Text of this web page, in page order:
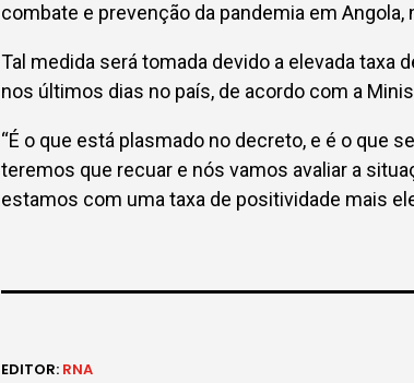
combate e prevenção da pandemia em Angola,
Tal medida será tomada devido a elevada taxa
nos últimos dias no país, de acordo com a
“É o que está plasmado no decreto, e é o que
teremos que recuar e nós vamos avaliar a
estamos com uma taxa de positividade mais
EDITOR: RNA